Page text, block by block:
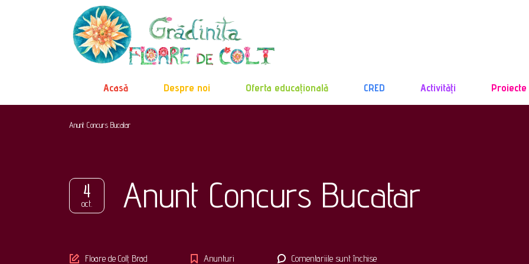
Acasă Despre noi Oferta educațională CRED Activități Proiecte
Anunt Concurs Bucatar
4
oct. Anunt Concurs Bucatar
Author
Floare de Colț Brad Anunturi Comentariile sunt închisepentru